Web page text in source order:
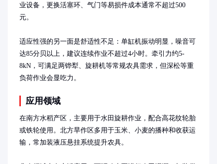
业设备，更换活塞环、气门等易损件成本通常不超过500
元。
适应性强的另一面是舒适性不足：单缸机振动明显，噪音可
达85分贝以上，建议连续作业不超过4小时。牵引力约5-
8kN，可满足两铧犁、旋耕机等常规农具需求，但深松等重
负荷作业会显吃力。
应用领域
在南方水稻产区，主要用于水田旋耕作业，配合高花纹轮胎
或铁轮使用。北方旱作区多用于玉米、小麦的播种和收获运
输，常加装液压悬挂系统提升农具。